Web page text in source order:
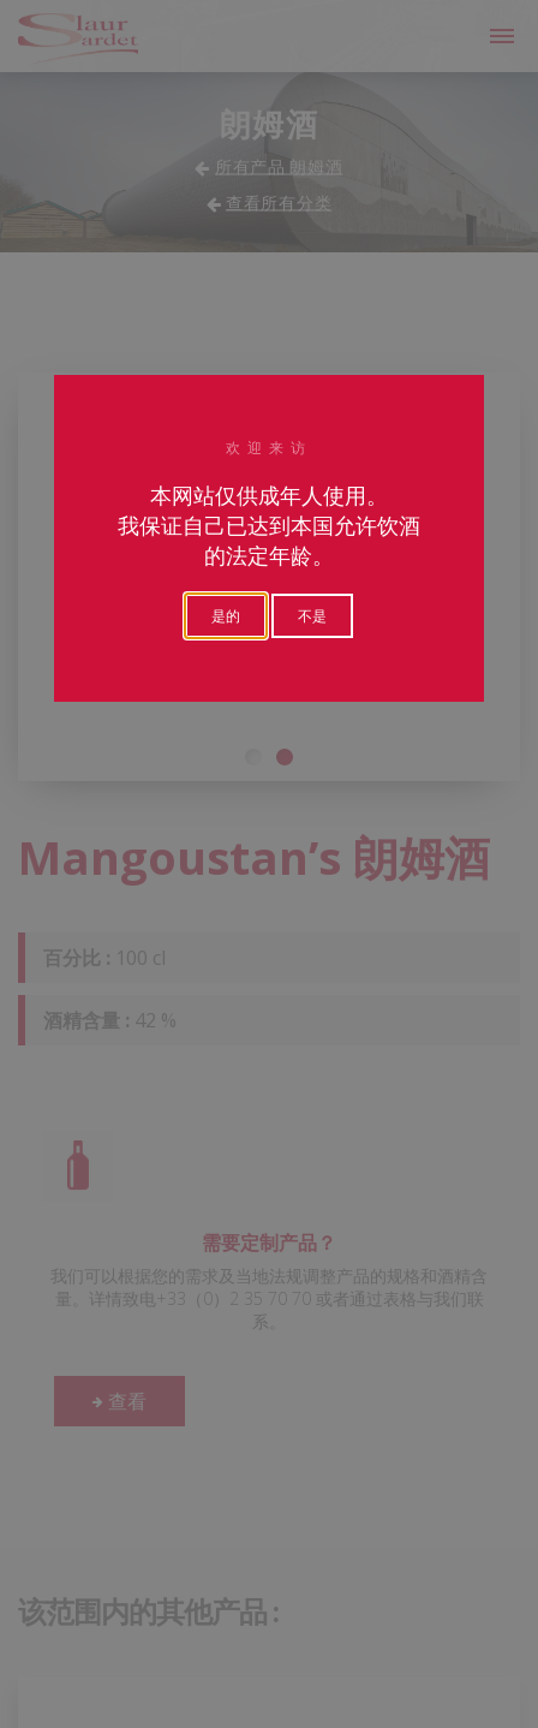
朗姆酒
所有产品 朗姆酒
查看所有分类
Mangoustan’s 朗姆酒
百分比 : 100 cl
酒精含量 : 42 %
需要定制产品？
我们可以根据您的需求及当地法规调整产品的规格和酒精含
量。详情致电+33（0）2 35 70 70 或者通过表格与我们联
系。
查看
该范围内的其他产品 :
欢迎来访
本网站仅供成年人使用。
我保证自己已达到本国允许饮酒
的法定年龄。
是的 不是